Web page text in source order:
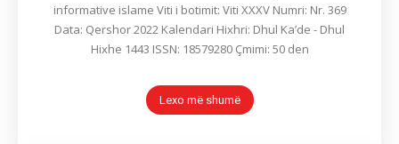
informative islame Viti i botimit: Viti XXXV Numri: Nr. 369
Data: Qershor 2022 Kalendari Hixhri: Dhul Ka’de - Dhul
Hixhe 1443 ISSN: 18579280 Çmimi: 50 den
Lexo më shumë